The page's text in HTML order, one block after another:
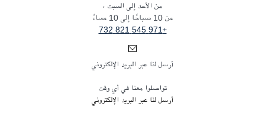
من الأحد إلى السبت ،
من 10 صباحًا إلى 10 مساءً
+971 545 821 732
أرسل لنا عبر البريد الإلكتروني
تواصلوا معنا في أي وقت
أرسل لنا عبر البريد الإلكتروني